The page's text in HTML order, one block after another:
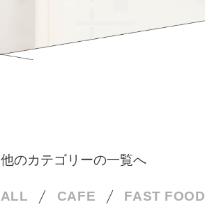
他のカテゴリーの一覧へ
ALL CAFE FAST FOOD